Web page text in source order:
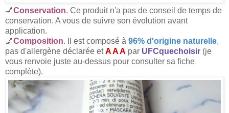
💅Conservation. Ce produit n'a pas de conseil de temps de
conservation. A vous de suivre son évolution avant
application.
💅Composition. Il est composé à 96% d'origine naturelle,
pas d'allergène déclarée etA A A par UFCquechoisir (je
vous renvoie juste au-dessus pour consulter sa fiche
complète).